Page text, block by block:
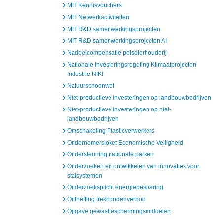
MIT Kennisvouchers
MIT Netwerkactiviteiten
MIT R&D samenwerkingsprojecten
MIT R&D samenwerkingsprojecten AI
Nadeelcompensatie pelsdierhouderij
Nationale Investeringsregeling Klimaatprojecten
Industrie NIKI
Natuurschoonwet
Niet-productieve investeringen op landbouwbedrijven
Niet-productieve investeringen op niet-
landbouwbedrijven
Omschakeling Plasticverwerkers
Ondernemersloket Economische Veiligheid
Ondersteuning nationale parken
Onderzoeken en ontwikkelen van innovaties voor
stalsystemen
Onderzoeksplicht energiebesparing
Ontheffing trekhondenverbod
Opgave gewasbeschermingsmiddelen